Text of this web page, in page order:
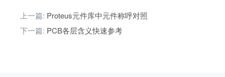
上一篇: Proteus元件库中元件称呼对照
下一篇: PCB各层含义快速参考